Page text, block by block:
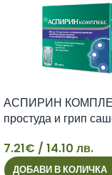
7
АСПИРИН
простуда и грип
7.21€ / 14.10 лв.
ДОБАВИ В КОЛИЧКА